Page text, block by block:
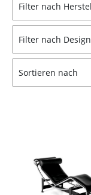
... alle
Tische
Schreibtische
Sekretäre &
Filter nach
Filter nach
Sortieren nach